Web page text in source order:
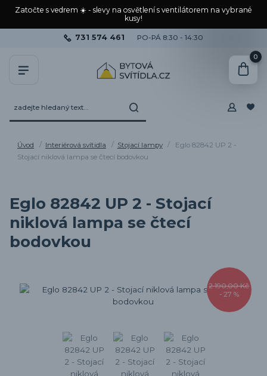
Zatočte s vedrem ☀️ - slevy na osvětlení s ventilátorem na vybrané
kusy!
731 574 461 PO-PÁ 8:30 - 14:30
0
Úvod Interiérová svítidla Stojací lampy
Eglo 82842 UP 2 -
Stojací niklová lampa se čtecí bodovkou
Eglo 82842 UP 2 - Stojací
niklová lampa se čtecí
bodovkou
2 190,00 Kč
- 27 %